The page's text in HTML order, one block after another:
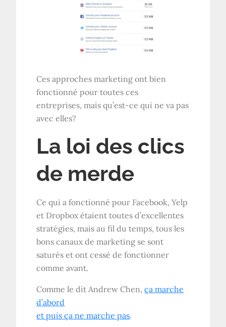
Ces approches marketing ont bien
fonctionné pour toutes ces
entreprises, mais qu’est-ce qui ne va pas
avec elles?
La loi des clics
de merde
Ce qui a fonctionné pour Facebook, Yelp
et Dropbox étaient toutes d’excellentes
stratégies, mais au fil du temps, tous les
bons canaux de marketing se sont
saturés et ont cessé de fonctionner
comme avant.
Comme le dit Andrew Chen,ça marche
d’abord
et puis ça ne marche pas.